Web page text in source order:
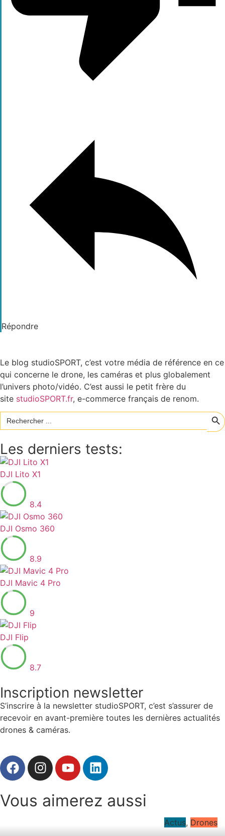
Répondre
Le blog studioSPORT, c’est votre média de référence en ce
qui concerne le drone, les caméras et plus globalement
l’univers photo/vidéo. C’est aussi le petit frère du
site studioSPORT.fr, e-commerce français de renom.
Search
for:
Les derniers tests:
DJI Lito X1
8.4
DJI Osmo 360
8.9
DJI Mavic 4 Pro
9
DJI Flip
8.7
Inscription newsletter
S’inscrire à la newsletter studioSPORT, c’est s’assurer de
recevoir en avant-première toutes les dernières actualités
drones & caméras.
Vous aimerez aussi
Actus, Drones